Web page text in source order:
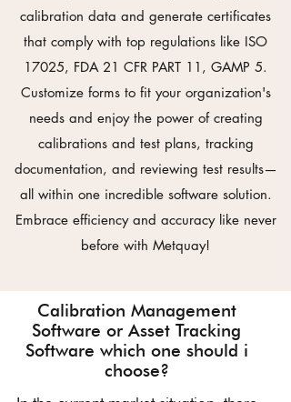
calibration data and generate certificates
that comply with top regulations like ISO
17025, FDA 21 CFR PART 11, GAMP 5.
Customize forms to fit your organization's
needs and enjoy the power of creating
calibrations and test plans, tracking
documentation, and reviewing test results—
all within one incredible software solution.
Embrace efficiency and accuracy like never
before with Metquay!
Calibration Management
Software or Asset Tracking
Software which one should i
choose?